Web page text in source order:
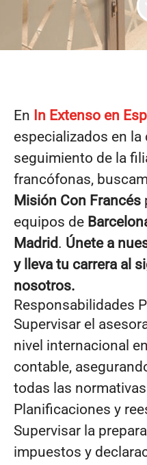
En In Extenso en
especializados en la
seguimiento de la
francófonas,
Misión Con Francés
equipos de
Madrid. Únete a
y lleva tu carrera al
nosotros.
Responsabilidades
Supervisar el
nivel internacional
contable,
todas las
Planificaciones y
Supervisar la
impuestos y